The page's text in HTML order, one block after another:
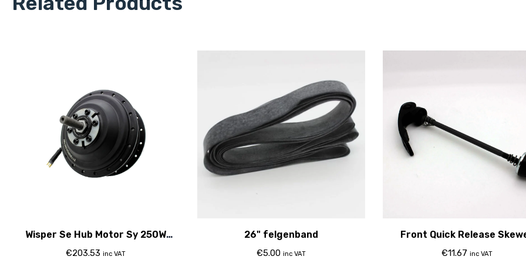
Wisper Se Hub Motor Sy 250W
&Gt;2015 20"
€203.53 inc VAT
26" felgenband
€5.00 inc VAT
Front Quick Release
100Mm
€11.67 inc VAT